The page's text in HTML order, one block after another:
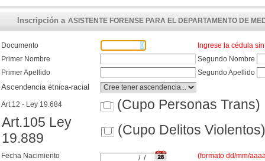
Inscripción a ASISTENTE FORENSE PARA EL DEPARTAMENTO DE
Documento
Ingrese la cédula
Primer Nombre
Segundo Nombre
Primer Apellido
Segundo Apellido
Ascendencia étnica-racial
Art.12 - Ley 19.684
(Cupo Personas Trans)
Art.105 Ley
19.889
(Cupo Delitos Violentos)
Fecha Nacimiento (formato dd/mm/